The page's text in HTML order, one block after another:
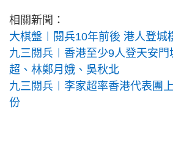
相關新聞：
大棋盤︱閱兵10年前後 港人登城
九三閱兵︱香港至少9人登天安
超、林鄭月娥、吳秋北
九三閱兵︱李家超率香港代表團
份